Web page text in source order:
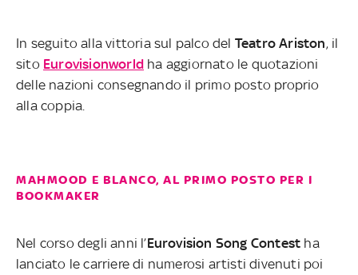
In seguito alla vittoria sul palco del Teatro Ariston, il
sito Eurovisionworld ha aggiornato le quotazioni
delle nazioni consegnando il primo posto proprio
alla coppia.
MAHMOOD E BLANCO, AL PRIMO POSTO PER I
BOOKMAKER
Nel corso degli anni l’Eurovision Song Contest ha
lanciato le carriere di numerosi artisti divenuti poi